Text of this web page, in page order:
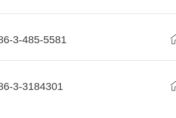
3-485-5581
3-3184301